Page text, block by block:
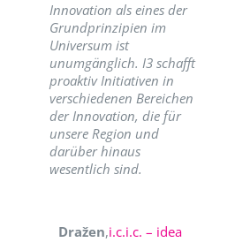
Innovation als eines der
Grundprinzipien im
Universum ist
unumgänglich. I3 schafft
proaktiv Initiativen in
verschiedenen Bereichen
der Innovation, die für
unsere Region und
darüber hinaus
wesentlich sind.
Dražen,i.c.i.c. – idea